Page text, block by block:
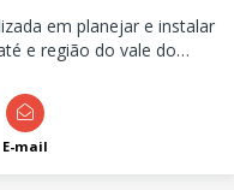
em planejar e instalar
e região do vale do
com móveis para
casas, comércios ou
E-mail